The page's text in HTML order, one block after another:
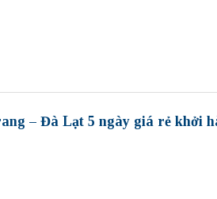
– Đà Lạt 5 ngày giá rẻ khởi